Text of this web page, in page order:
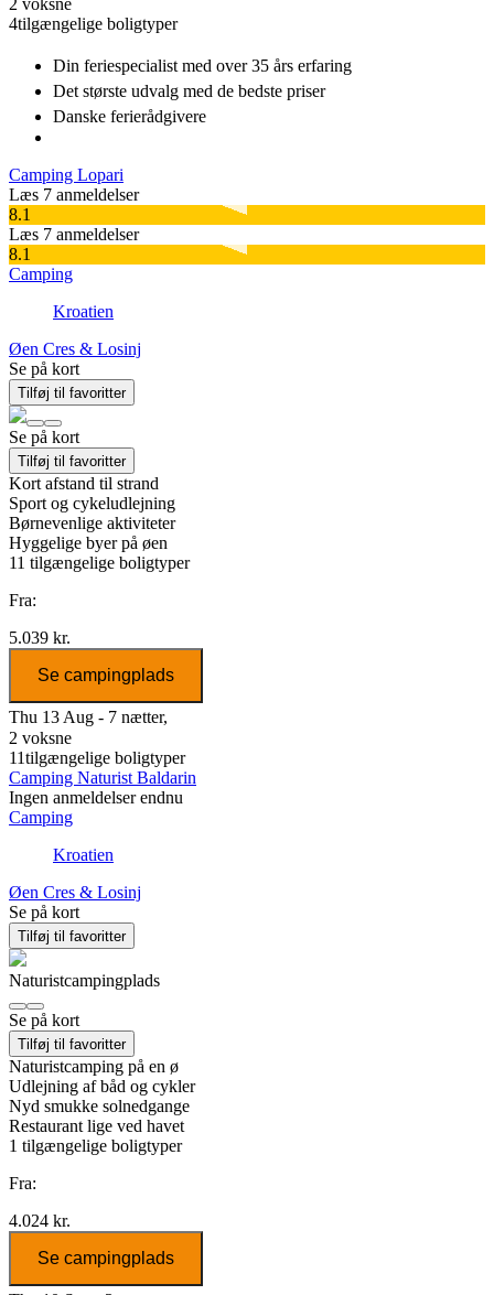
4tilgængelige boligtyper
Din feriespecialist med over 35 års erfaring
Det største udvalg med de bedste priser
Danske ferierådgivere
Camping Lopari
Læs 7 anmeldelser
8.1
Læs 7 anmeldelser
8.1
Camping
Kroatien
Øen Cres & Losinj
Se på kort
Tilføj til favoritter
Se på kort
Tilføj til favoritter
Kort afstand til strand
Sport og cykeludlejning
Børnevenlige aktiviteter
Hyggelige byer på øen
11 tilgængelige boligtyper
Fra:
5.039 kr.
Se campingplads
Thu 13 Aug - 7 nætter,
2 voksne
11tilgængelige boligtyper
Camping Naturist Baldarin
Ingen anmeldelser endnu
Camping
Kroatien
Øen Cres & Losinj
Se på kort
Tilføj til favoritter
Naturistcampingplads
Se på kort
Tilføj til favoritter
Naturistcamping på en ø
Udlejning af båd og cykler
Nyd smukke solnedgange
Restaurant lige ved havet
1 tilgængelige boligtyper
Fra:
4.024 kr.
Se campingplads